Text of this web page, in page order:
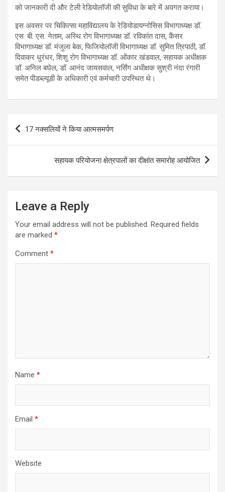
को जानकारी दी और टेली रेडियोलॉजी की सुविधा के बारे में अवगत कराया।
इस अवसर पर चिकित्सा महाविद्यालय के रेडियोडायग्नोसिस विभागाध्यक्ष डॉ.
एस. बी. एस. नेताम, अस्थि रोग विभागाध्यक्ष डॉ. रविकांत दास, कैंसर
विभागाध्यक्ष डॉ. मंजुला बेक, फिजियोलॉजी विभागाध्यक्ष डॉ. सुमित त्रिपाठी, डॉ.
दिवाकर धुरंधर, शिशु रोग विभागाध्यक्ष डॉ. ओंकार खंडवाल, सहायक अधीक्षक
डॉ. अनिल बघेल, डॉ. आनंद जायसवाल, नर्सिंग अधीक्षक सुश्री नंदा रंगारी
समेत पीडब्ल्यूडी के अधिकारी एवं कर्मचारी उपस्थित थे।
Post
17 नक्सलियों ने किया आत्मसमर्पण
सहायक परियोजना क्षेत्रपालों का दीक्षांत समारोह आयोजित
Leave a Reply
Your email address will not be published. Required fields
are marked *
Comment *
Name *
Email *
Website